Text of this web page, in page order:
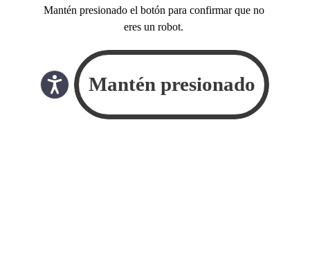
Mantén presionado el botón para confirmar que no
eres un robot.